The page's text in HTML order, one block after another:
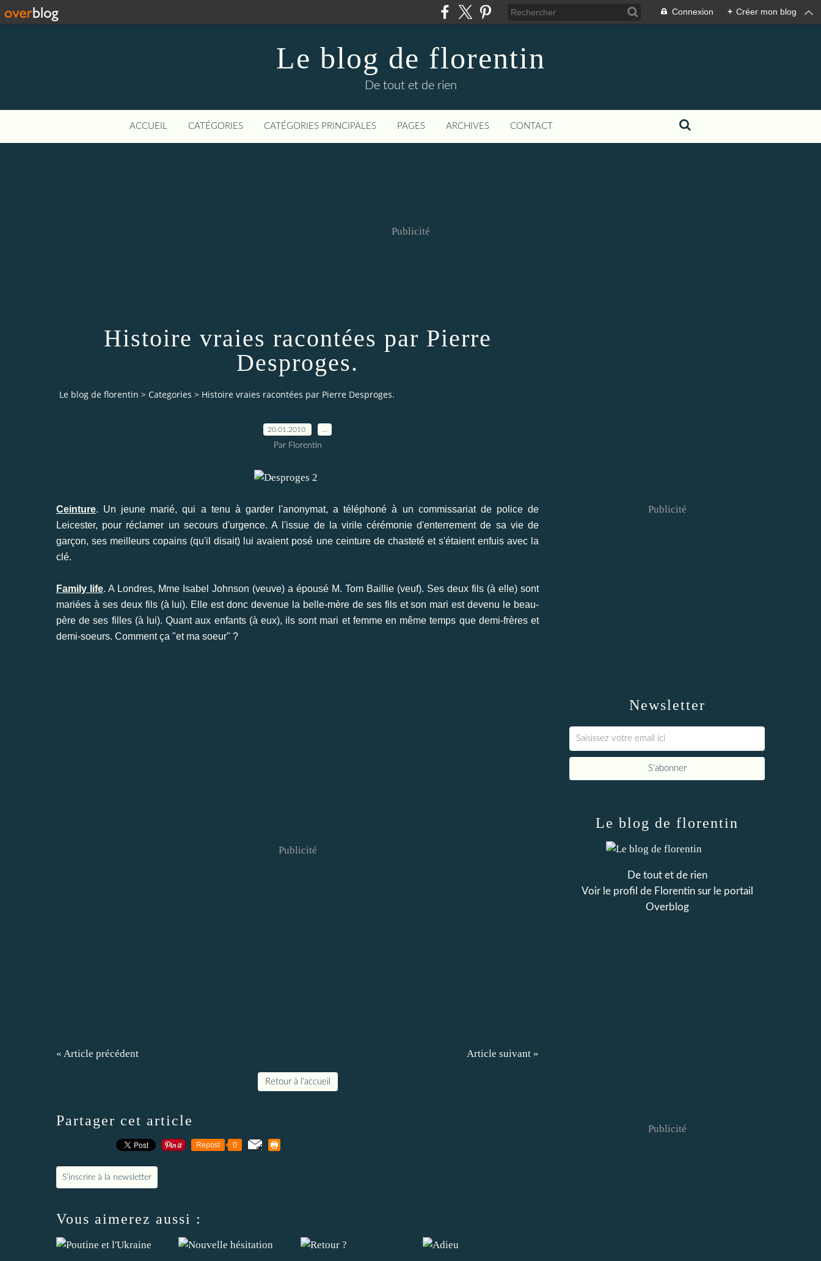
Connexion + Créer mon blog
Le blog de florentin
De tout et de rien
ACCUEIL CATÉGORIES CATÉGORIES PRINCIPALES PAGES ARCHIVES CONTACT
Publicité
Histoire vraies racontées par Pierre
Desproges.
Le blog de florentin > Categories > Histoire vraies racontées par Pierre Desproges.
20.01.2010
Par Florentin
Ceinture. Un jeune marié, qui a tenu à garder l'anonymat, a téléphoné à un commissariat de police de
Leicester, pour réclamer un secours d'urgence. A l'issue de la virile cérémonie d'enterrement de sa vie de
garçon, ses meilleurs copains (qu'il disait) lui avaient posé une ceinture de chasteté et s'étaient enfuis avec la
clé.
Family life. A Londres, Mme Isabel Johnson (veuve) a épousé M. Tom Baillie (veuf). Ses deux fils (à elle) sont
mariées à ses deux fils (à lui). Elle est donc devenue la belle-mère de ses fils et son mari est devenu le beau-
père de ses filles (à lui). Quant aux enfants (à eux), ils sont mari et femme en même temps que demi-frères et
demi-soeurs. Comment ça "et ma soeur" ?
Publicité
« Article précédent Article suivant »
Retour à l'accueil
Partager cet article
Repost 0
S'inscrire à la newsletter
Vous aimerez aussi :
Newsletter
Publicité
Le blog de florentin
De tout et de rien
Voir le profil de Florentinsur le portail
Overblog
Publicité